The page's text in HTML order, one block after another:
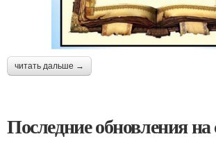
читать дальше →
Последние обновления на